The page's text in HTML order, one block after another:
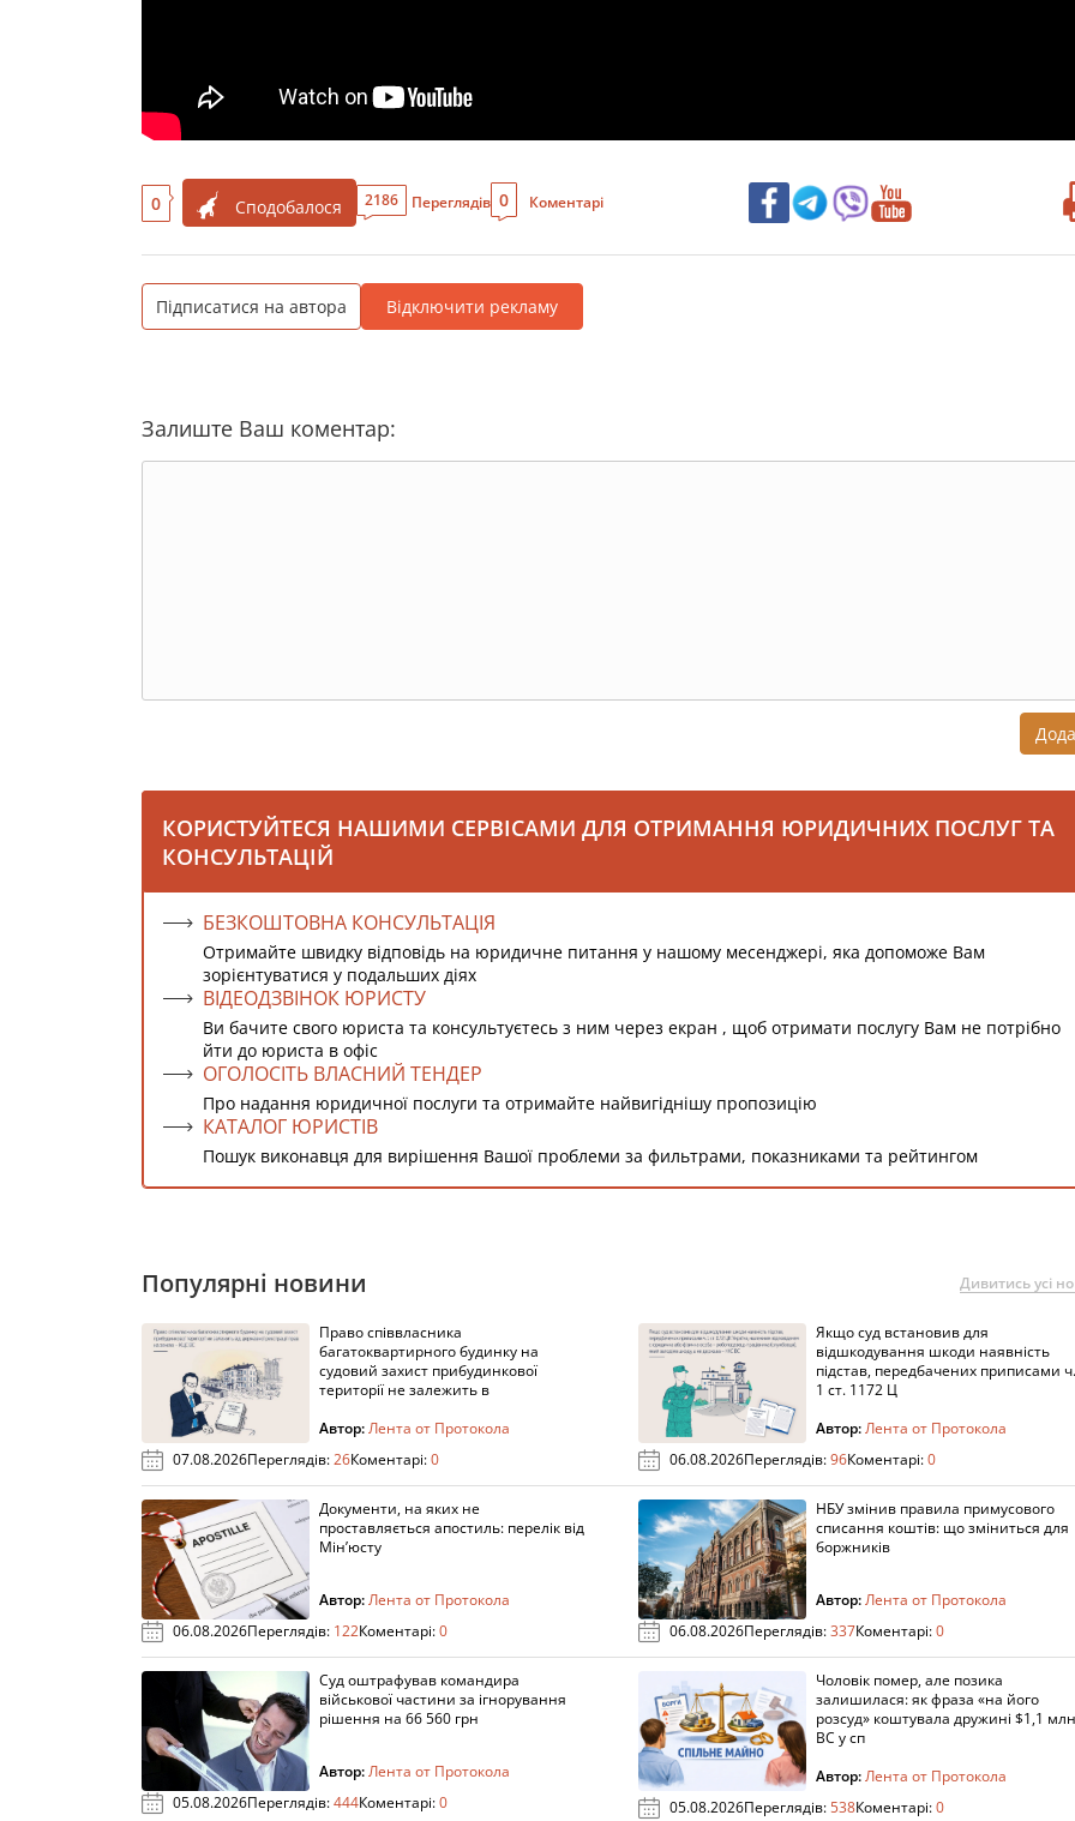
0 Сподобалося 2186 Переглядів 0 Коментарі
Підписатися на автора Відключити рекламу
Залиште Ваш коментар:
КОРИСТУЙТЕСЯ НАШИМИ СЕРВІСАМИ ДЛЯ ОТРИМАННЯ ЮРИДИЧНИХ ПОСЛУГ ТА
КОНСУЛЬТАЦІЙ
БЕЗКОШТОВНА КОНСУЛЬТАЦІЯ
Отримайте швидку відповідь на юридичне питання у нашому месенджері, яка допоможе Вам
зорієнтуватися у подальших діях
ВІДЕОДЗВІНОК ЮРИСТУ
Ви бачите свого юриста та консультуєтесь з ним через екран , щоб отримати послугу Вам не потрібно
йти до юриста в офіс
ОГОЛОСІТЬ ВЛАСНИЙ ТЕНДЕР
Про надання юридичної послуги та отримайте найвигіднішу пропозицію
КАТАЛОГ ЮРИСТІВ
Пошук виконавця для вирішення Вашої проблеми за фильтрами, показниками та рейтингом
Популярні новини Дивитись усі
Право співвласника
багатоквартирного будинку на
судовий захист прибудинкової
території не залежить в
Автор:Лента от Протокола
07.08.2026Переглядів:26Коментарі:0
Якщо суд встановив для
відшкодування шкоди наявність
підстав, передбачених приписами ч.
1 ст. 1172 Ц
Автор:Лента от Протокола
06.08.2026Переглядів:96Коментарі:0
Документи, на яких не
проставляється апостиль: перелік від
Мін’юсту
Автор:Лента от Протокола
06.08.2026Переглядів: 122Коментарі:0
НБУ змінив правила примусового
списання коштів: що зміниться для
боржників
Автор:Лента от Протокола
06.08.2026Переглядів:337Коментарі:0
Суд оштрафував командира
військової частини за ігнорування
рішення на 66 560 грн
Автор:Лента от Протокола
05.08.2026Переглядів:444Коментарі:0
Чоловік помер, але позика
залишилася: як фраза «на його
розсуд» коштувала дружині $1,1
ВС у сп
Автор:Лента от Протокола
05.08.2026Переглядів:538Коментарі:0